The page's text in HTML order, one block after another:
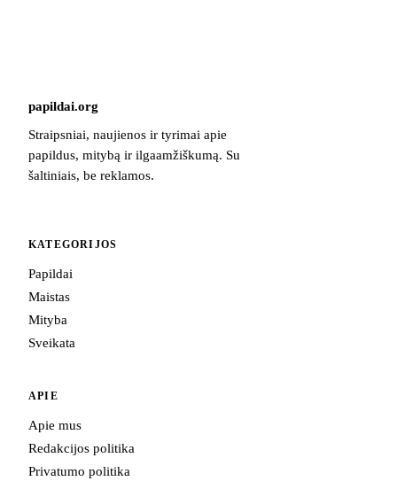
papildai.org
Straipsniai, naujienos ir tyrimai apie
papildus, mitybą ir ilgaamžiškumą. Su
šaltiniais, be reklamos.
KATEGORIJOS
Papildai
Maistas
Mityba
Sveikata
APIE
Apie mus
Redakcijos politika
Privatumo politika